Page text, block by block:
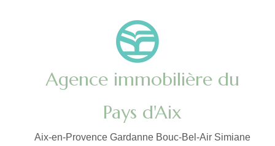
Agence immobilière du
Pays d'Aix
Aix-en-Provence Gardanne Bouc-Bel-Air Simiane